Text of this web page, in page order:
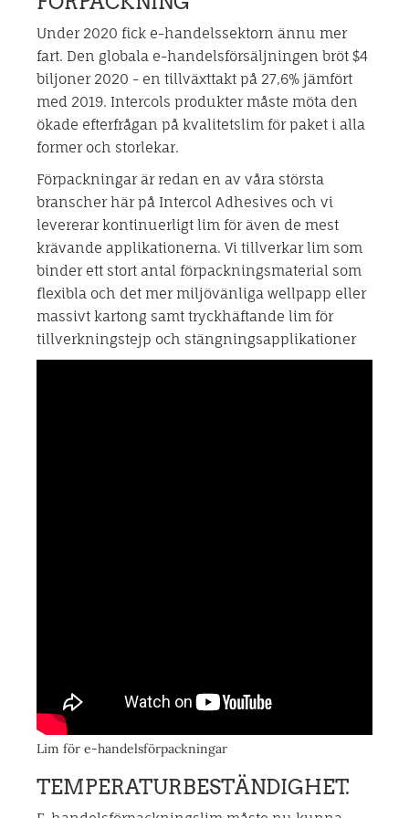
Under 2020 fick e-handelssektorn ännu mer
fart. Den globala e-handelsförsäljningen bröt $4
biljoner 2020 - en tillväxttakt på 27,6% jämfört
med 2019. Intercols produkter måste möta den
ökade efterfrågan på kvalitetslim för paket i alla
former och storlekar.
Förpackningar är redan en av våra största
branscher här på Intercol Adhesives och vi
levererar kontinuerligt lim för även de mest
krävande applikationerna. Vi tillverkar lim som
binder ett stort antal förpackningsmaterial som
flexibla och det mer miljövänliga wellpapp eller
massivt kartong samt tryckhäftande lim för
tillverkningstejp och stängningsapplikationer
Lim för e-handelsförpackningar
TEMPERATURBESTÄNDIGHET.